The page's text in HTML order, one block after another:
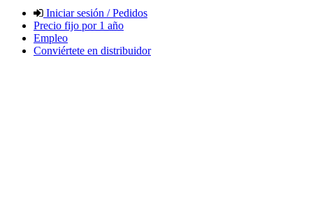
Iniciar sesión / Pedidos
Precio fijo por 1 año
Empleo
Conviértete en distribuidor